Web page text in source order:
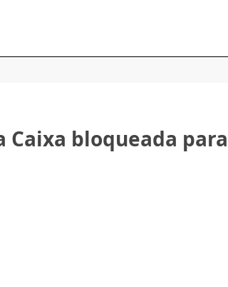
Caixa bloqueada para